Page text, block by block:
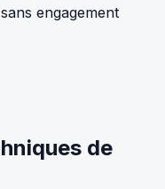
engagement
de